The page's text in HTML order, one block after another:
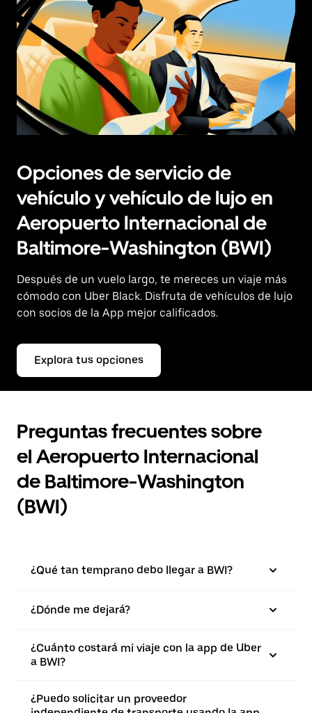
Opciones de servicio de
vehículo y vehículo de lujo en
Aeropuerto Internacional de
Baltimore-Washington (BWI)
Después de un vuelo largo, te mereces un viaje más
cómodo con Uber Black. Disfruta de vehículos de lujo
con socios de la App mejor calificados.
Explora tus opciones
Preguntas frecuentes sobre
el Aeropuerto Internacional
de Baltimore-Washington
(BWI)
¿Qué tan temprano debo llegar a BWI?
¿Dónde me dejará?
¿Cuánto costará mi viaje con la app de Uber
a BWI?
¿Puedo solicitar un proveedor